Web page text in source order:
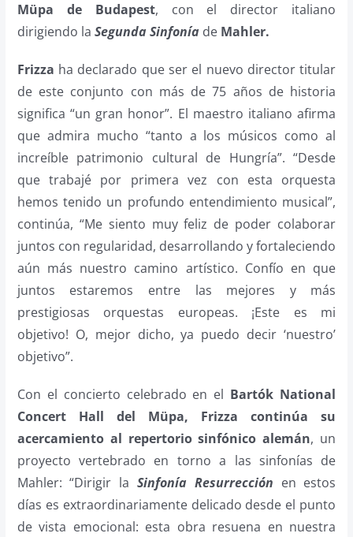
Müpa de Budapest, con el director italiano
dirigiendo la Segunda Sinfoníade Mahler.
Frizza ha declarado que ser el nuevo director titular
de este conjunto con más de 75 años de historia
significa “un gran honor”. El maestro italiano afirma
que admira mucho “tanto a los músicos como al
increíble patrimonio cultural de Hungría”. “Desde
que trabajé por primera vez con esta orquesta
hemos tenido un profundo entendimiento musical”,
continúa, “Me siento muy feliz de poder colaborar
juntos con regularidad, desarrollando y fortaleciendo
aún más nuestro camino artístico. Confío en que
juntos estaremos entre las mejores y más
prestigiosas orquestas europeas. ¡Este es mi
objetivo! O, mejor dicho, ya puedo decir ‘nuestro’
objetivo”.
Con el concierto celebrado en el Bartók National
Concert Hall del Müpa, Frizza continúa su
acercamiento al repertorio sinfónico alemán, un
proyecto vertebrado en torno a las sinfonías de
Mahler: “Dirigir la Sinfonía Resurrección en estos
días es extraordinariamente delicado desde el punto
de vista emocional: esta obra resuena en nuestra